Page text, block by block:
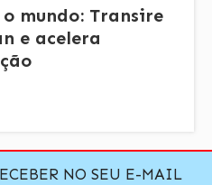
mundo: Transire
e acelera
NO SEU E-MAIL